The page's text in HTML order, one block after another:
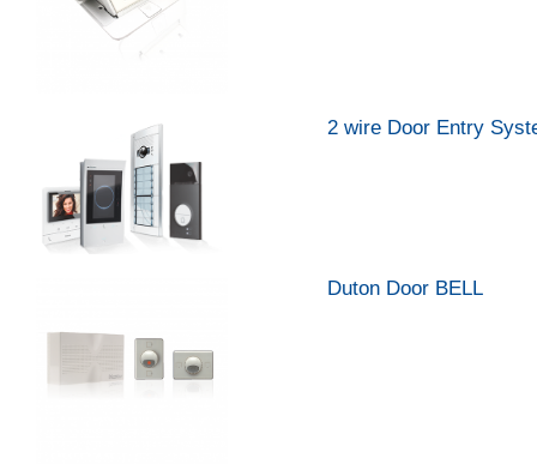
2 wire Door Entry
Duton Door BELL